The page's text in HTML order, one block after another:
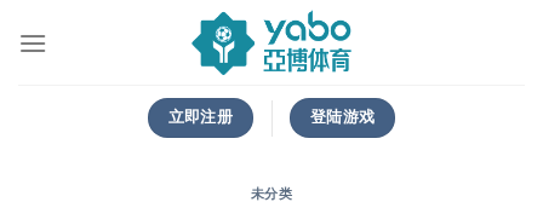
立即注册 登陆游戏
未分类